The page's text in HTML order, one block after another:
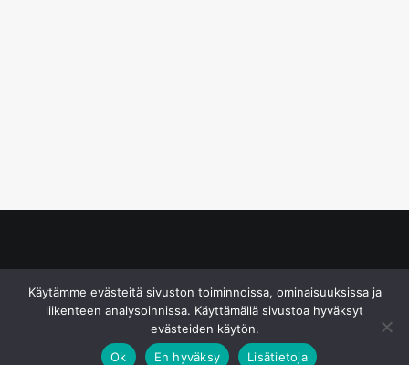
Käytämme evästeitä sivuston toiminnoissa, ominaisuuksissa ja
liikenteen analysoinnissa. Käyttämällä sivustoa hyväksyt
evästeiden käytön.
Ok
En hyväksy Lisätietoja